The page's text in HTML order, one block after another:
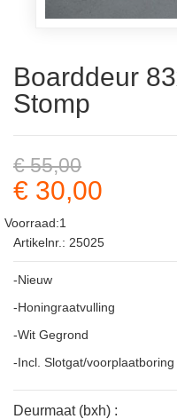
Boarddeur
Stomp
€ 55,00
€ 30,00
Voorraad:1
Artikelnr.: 25025
-Nieuw
-Honingraatvulling
-Wit Gegrond
-Incl. Slotgat/
Deurmaat (bxh) :